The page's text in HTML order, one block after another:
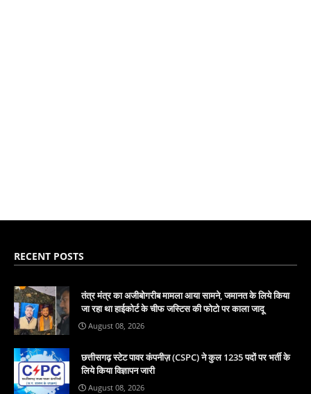
RECENT POSTS
तंत्र मंत्र का अजीबोगरीब मामला आया सामने, जमानत के लिये किया
जा रहा था हाईकोर्ट के चीफ जस्टिस की फोटो पर काला जादू
August 08, 2026
छत्तीसगढ़ स्टेट पावर कंपनीज़ (CSPC) ने कुल 1235 पदों पर भर्ती के
लिये किया विज्ञापन जारी
August 08, 2026